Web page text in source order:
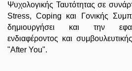
Ψυχολογικής Ταυτότητας σε
Stress, Coping και Γονικής
δημιουργήσει και την
ενδιαφέροντος και
"After You".